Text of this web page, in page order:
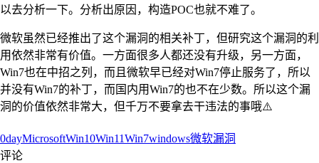
以去分析一下。分析出原因，构造POC也就不难了。
微软虽然已经推出了这个漏洞的相关补丁，但研究这个漏洞的利
用依然非常有价值。一方面很多人都还没有升级，另一方面，
Win7也在中招之列，而且微软早已经对Win7停止服务了，所以
并没有Win7的补丁，而国内用Win7的也不在少数。所以这个漏
洞的价值依然非常大，但千万不要拿去干违法的事哦⚠️
0dayMicrosoftWin10Win11Win7windows微软漏洞
评论